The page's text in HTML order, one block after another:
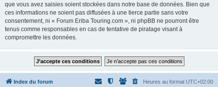
que vous avez saisies soient stockées dans notre base de données. Bien que
ces informations ne soient pas diffusées à une tierce partie sans votre
consentement, ni « Forum Eriba Touring.com », ni phpBB ne pourront être
tenus comme responsables en cas de tentative de piratage visant à
compromettre les données.
Index du forum Heures au format UTC+02:00